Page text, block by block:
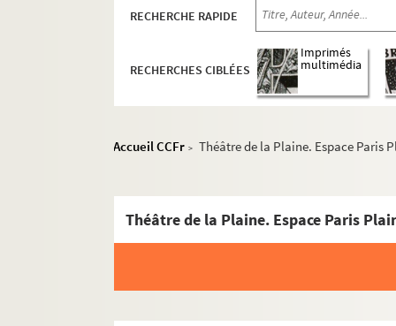
RECHERCHE RAPIDE
RECHERCHES CIBLÉES
Imprimés
multimédia
Accueil CCFr > Théâtre de la Plaine. Espace Paris
Théâtre de la Plaine. Espace Paris